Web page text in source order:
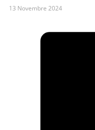
13 Novembre 2024